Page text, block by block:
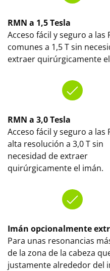
RMN a 1,5 Tesla
Acceso fácil y seguro a las
comunes a 1,5 T sin
extraer quirúrgicamente
RMN a 3,0 Tesla
Acceso fácil y seguro a las
alta resolución a 3,0 T sin
necesidad de extraer
quirúrgicamente el imán.
Imán opcionalmente
Para unas resonancias
de la zona de la cabeza
justamente alrededor del